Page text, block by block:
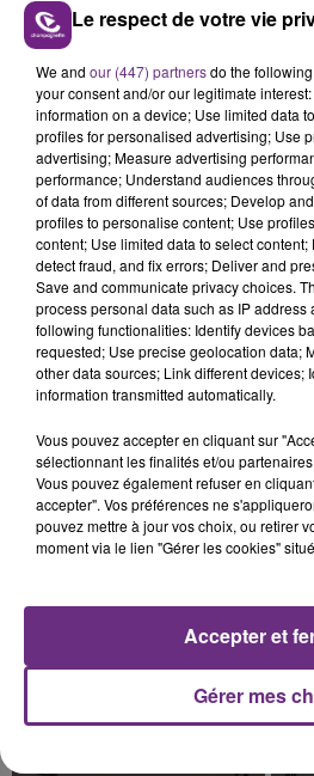
L'INSPECTION DU
L'ORDRE SUR LES
Alors que les dates de début
s'est avéré être plus
l'inspection du Travail en
les conditions de...
UN FEU DE REMORQUE
CIRCULATION DANS LES
Un feu de remorque s'est
fin de matinée sur l'A34.
TITRES DIFFUSÉS
Le respect de votre vie
We and our (447) partnersdo the
your consent and/or our legitimate
information on a device; Use limited data
profiles for personalised advertising; Use
advertising; Measure advertising
performance; Understand audiences
of data from different sources; Develop
profiles to personalise content; Use
content; Use limited data to select
detect fraud, and fix errors; Deliver and
Save and communicate privacy choices.
process personal data such as IP address
following functionalities: Identify devices
requested; Use precise geolocation data;
other data sources; Link different devices;
information transmitted automatically.
Vous pouvez accepter en cliquant sur
sélectionnant les finalités et/ou
Vous pouvez également refuser en
accepter". Vos préférences ne
pouvez mettre à jour vos choix, ou retirer
moment via le lien "Gérer les cookies"
Gérer mes
Accepter et